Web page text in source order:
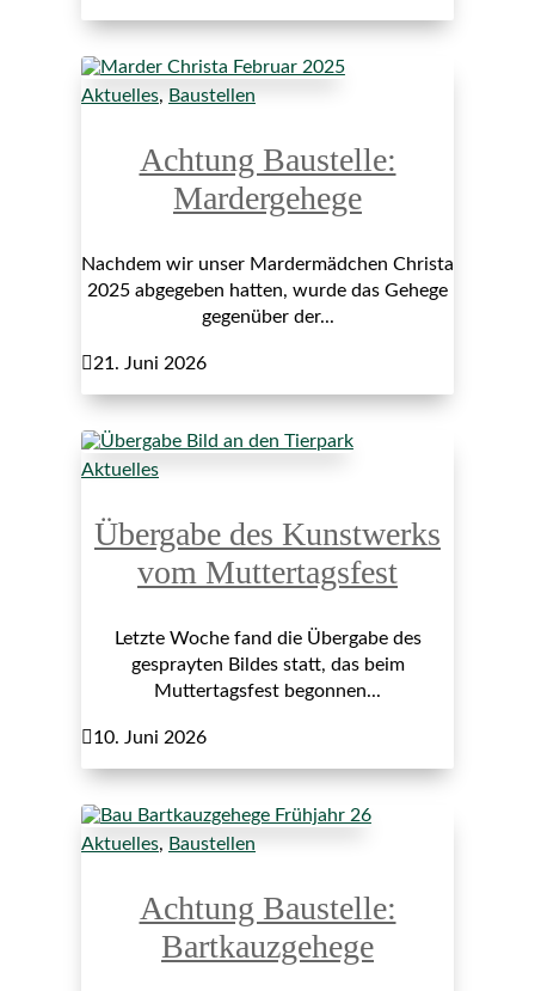
Aktuelles, Baustellen
Achtung Baustelle:
Mardergehege
Nachdem wir unser Mardermädchen Christa
2025 abgegeben hatten, wurde das Gehege
gegenüber der...
21. Juni 2026
Aktuelles
Übergabe des Kunstwerks
vom Muttertagsfest
Letzte Woche fand die Übergabe des
gesprayten Bildes statt, das beim
Muttertagsfest begonnen...
10. Juni 2026
Aktuelles, Baustellen
Achtung Baustelle:
Bartkauzgehege